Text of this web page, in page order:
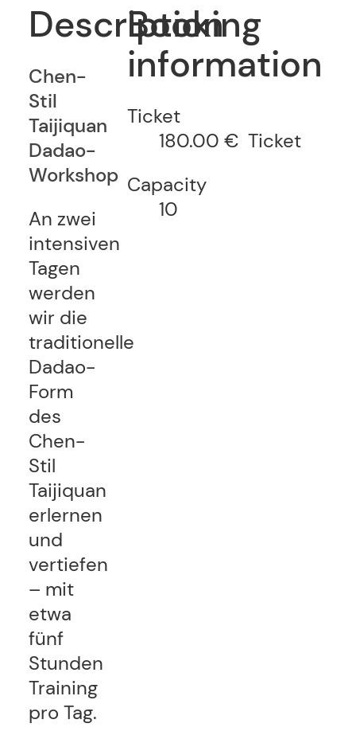
Description
Chen-
Stil
Taijiquan
Dadao-
Workshop
An zwei
intensiven
Tagen
werden
wir die
traditionelle
Dadao-
Form
des
Chen-
Stil
Taijiquan
erlernen
und
vertiefen
– mit
etwa
fünf
Stunden
Training
pro Tag.
Booking
information
Ticket
180.00 € Ticket
Capacity
10